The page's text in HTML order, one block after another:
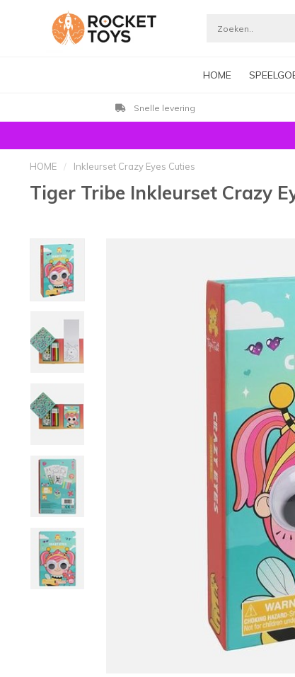
HOME
Snelle levering
HOME / Inkleurset Crazy Eyes Cuties
Tiger Tribe Inkleurset Crazy